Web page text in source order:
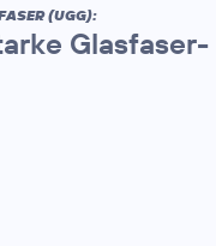
(UGG):
Glasfaser-